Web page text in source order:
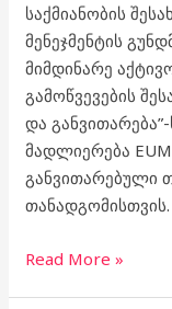
საქმიანობის
მენეჯმენტის
მიმდინარე
გამოწვევების
და
მადლიერება
განვითარებული
Read More »